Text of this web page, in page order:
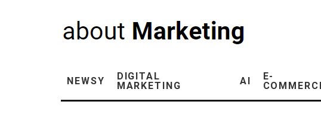
NEWSY
DIGITAL
MARKETING
AI
E-